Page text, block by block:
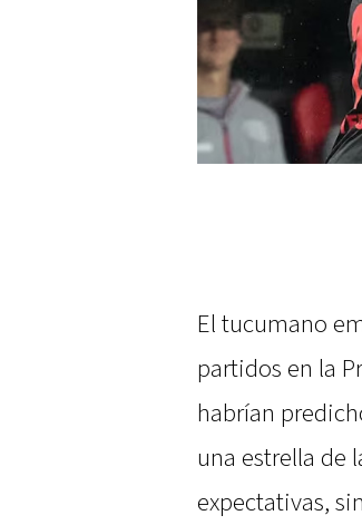
El tucumano
partidos en la
habrían
una estrella de
expectativas,